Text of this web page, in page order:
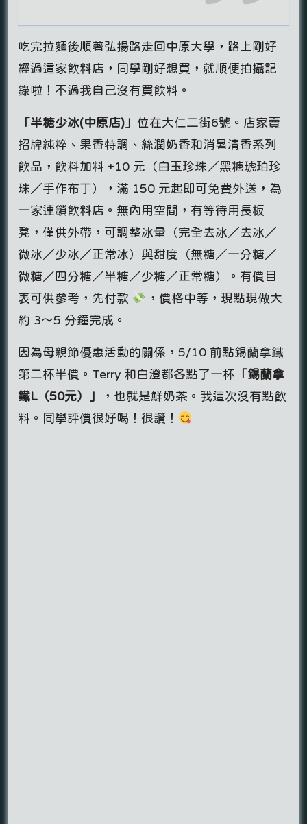
吃完拉麵後順著弘揚路走回中原大學，路上剛好
經過這家飲料店，同學剛好想買，就順便拍攝記
錄啦！不過我自己沒有買飲料。
「半糖少冰(中原店)」位在大仁二街6號。店家賣
招牌純粹、果香特調、絲潤奶香和消暑清香系列
飲品，飲料加料 +10 元（白玉珍珠／黑糖琥珀珍
珠／手作布丁），滿 150 元起即可免費外送，為
一家連鎖飲料店。無內用空間，有等待用長板
凳，僅供外帶，可調整冰量（完全去冰／去冰／
微冰／少冰／正常冰）與甜度（無糖／一分糖／
微糖／四分糖／半糖／少糖／正常糖）。有價目
表可供參考，先付款
，價格中等，現點現做大
約 3～5 分鐘完成。
因為母親節優惠活動的關係，5/10 前點錫蘭拿鐵
第二杯半價。Terry 和白澄都各點了一杯 「錫蘭拿
鐵L（50元）」
，也就是鮮奶茶。我這次沒有點飲
料。同學評價很好喝！很讚！